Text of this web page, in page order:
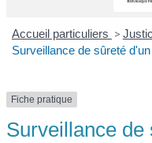
Accueil particuliers >
Surveillance de sûreté
Fiche pratique
Surveillance de